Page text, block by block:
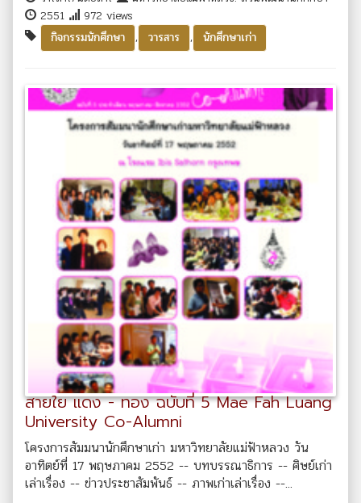
2551
972 views
กิจกรรมนักศึกษา
, วารสาร , นักศึกษาเก่า
สายใย แดง - ทอง ฉบับที่ 5 Mae Fah Luang
University Co-Alumni
โครงการสัมมนานักศึกษาเก่า มหาวิทยาลัยแม่ฟ้าหลวง วัน
อาทิตย์ที่ 17 พฤษภาคม 2552 -- บทบรรณาธิการ -- ศิษย์เก่า
เล่าเรื่อง -- ข่าวประชาสัมพันธ์ -- ภาพเก่าเล่าเรื่อง --...